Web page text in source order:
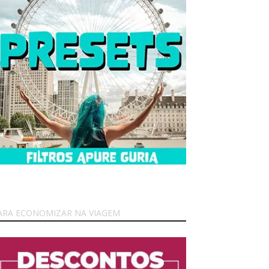
ECONOMIZAR NA VIAGEM